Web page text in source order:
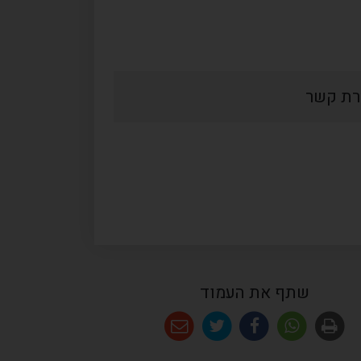
קשר
שתף את העמוד